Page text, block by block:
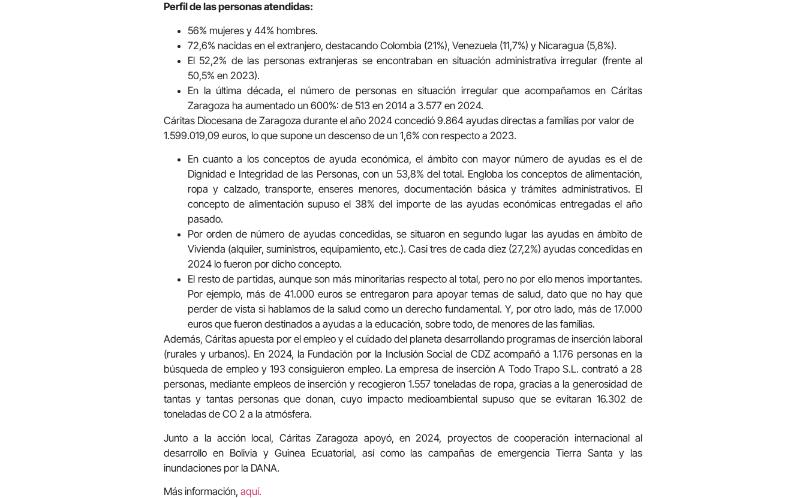
Perfil de las personas atendidas:
56% mujeres y 44% hombres.
72,6% nacidas en el extranjero, destacando Colombia (21%), Venezuela (11,7%) y Nicaragua (5,8%).
El 52,2% de las personas extranjeras se encontraban en situación administrativa irregular (frente al
50,5% en 2023).
En la última década, el número de personas en situación irregular que acompañamos en Cáritas
Zaragoza ha aumentado un 600%: de 513 en 2014 a 3.577 en 2024.
Cáritas Diocesana de Zaragoza durante el año 2024 concedió 9.864 ayudas directas a familias por valor de
1.599.019,09 euros, lo que supone un descenso de un 1,6% con respecto a 2023.
En cuanto a los conceptos de ayuda económica, el ámbito con mayor número de ayudas es el de
Dignidad e Integridad de las Personas, con un 53,8% del total. Engloba los conceptos de alimentación,
ropa y calzado, transporte, enseres menores, documentación básica y trámites administrativos. El
concepto de alimentación supuso el 38% del importe de las ayudas económicas entregadas el año
pasado.
Por orden de número de ayudas concedidas, se situaron en segundo lugar las ayudas en ámbito de
Vivienda (alquiler, suministros, equipamiento, etc.). Casi tres de cada diez (27,2%) ayudas concedidas en
2024 lo fueron por dicho concepto.
El resto de partidas, aunque son más minoritarias respecto al total, pero no por ello menos importantes.
Por ejemplo, más de 41.000 euros se entregaron para apoyar temas de salud, dato que no hay que
perder de vista si hablamos de la salud como un derecho fundamental. Y, por otro lado, más de 17.000
euros que fueron destinados a ayudas a la educación, sobre todo, de menores de las familias.
Además, Cáritas apuesta por el empleo y el cuidado del planeta desarrollando programas de inserción laboral
(rurales y urbanos). En 2024, la Fundación por la Inclusión Social de CDZ acompañó a 1.176 personas en la
búsqueda de empleo y 193 consiguieron empleo. La empresa de inserción A Todo Trapo S.L. contrató a 28
personas, mediante empleos de inserción y recogieron 1.557 toneladas de ropa, gracias a la generosidad de
tantas y tantas personas que donan, cuyo impacto medioambiental supuso que se evitaran 16.302 de
toneladas de CO 2 a la atmósfera.
Junto a la acción local, Cáritas Zaragoza apoyó, en 2024, proyectos de cooperación internacional al
desarrollo en Bolivia y Guinea Ecuatorial, así como las campañas de emergencia Tierra Santa y las
inundaciones por la DANA.
Más información, aquí.